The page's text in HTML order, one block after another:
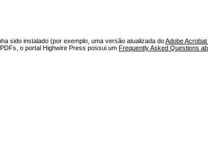
sido instalado (por exemplo, uma versão atualizada doAdobe
o portal Highwire Press possui um Frequently Asked Questions